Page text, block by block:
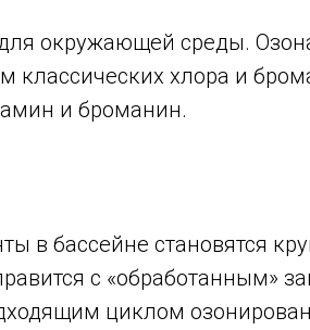
окружающей среды.
классических хлора и
и броманин.
в бассейне становятся
с «обработанным»
циклом